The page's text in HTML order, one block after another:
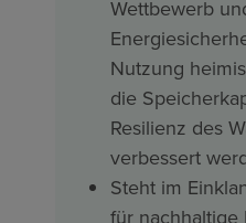
Wettbewerb
Nutzung
die
Resilienz des
verbessert
Steht im
für nachhaltige